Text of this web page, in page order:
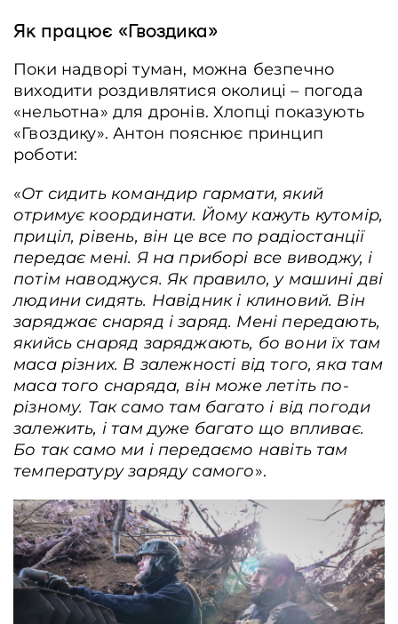
Чистка “Гвоздики” після роботи. Донеччина, Україна, 25.01.2025. Олена
Як працює «Гвоздика»
Поки надворі туман, можна безпечно
виходити роздивлятися околиці – погода
«нельотна» для дронів. Хлопці показують
«Гвоздику». Антон пояснює принцип
роботи:
«От сидить командир гармати, який
отримує координати. Йому кажуть кутомір,
приціл, рівень, він це все по радіостанції
передає мені. Я на приборі все виводжу, і
потім наводжуся. Як правило, у машині дві
людини сидять. Навідник і клиновий. Він
заряджає снаряд і заряд. Мені передають,
якийсь снаряд заряджають, бо вони їх там
маса різних. В залежності від того, яка там
маса того снаряда, він може летіть по-
різному. Так само там багато і від погоди
залежить, і там дуже багато що впливає.
Бо так само ми і передаємо навіть там
температуру заряду самого».